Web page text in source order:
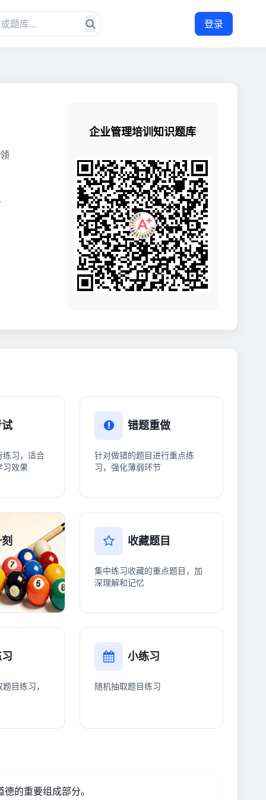
登录
练习，适合
习效果
错题重做
针对做错的题目进行重点练
习，强化薄弱环节
收藏题目
集中练习收藏的重点题目，加
深理解和记忆
目练习，
小练习
随机抽取题目练习
的重要组成部分。